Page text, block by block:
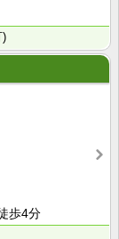
)
歩4分